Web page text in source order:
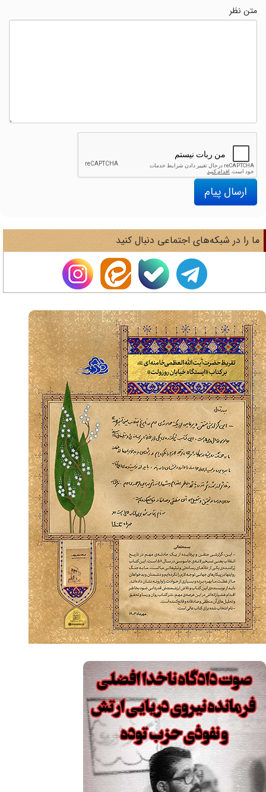
متن نظر
ارسال پیام
را در شبکه‌های اجتماعی دنبال کنید